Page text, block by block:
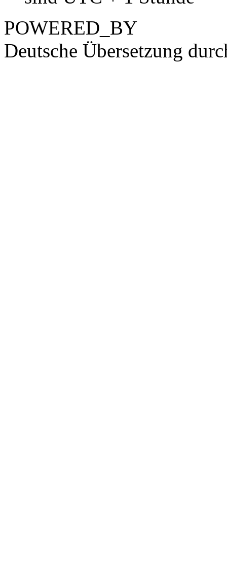
POWERED_BY
Deutsche Übersetzung